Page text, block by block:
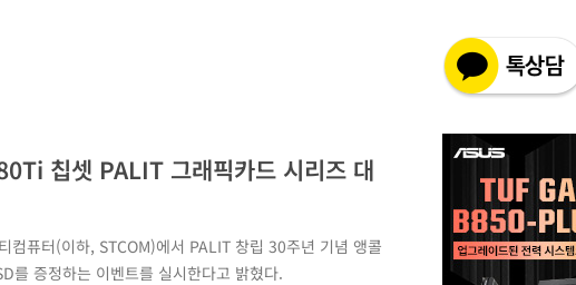
칩셋 PALIT 그래픽카드 시리즈 대
컴퓨터(이하, STCOM)에서 PALIT 창립 30주년 기념 앵콜
를 증정하는 이벤트를 실시한다고 밝혔다.